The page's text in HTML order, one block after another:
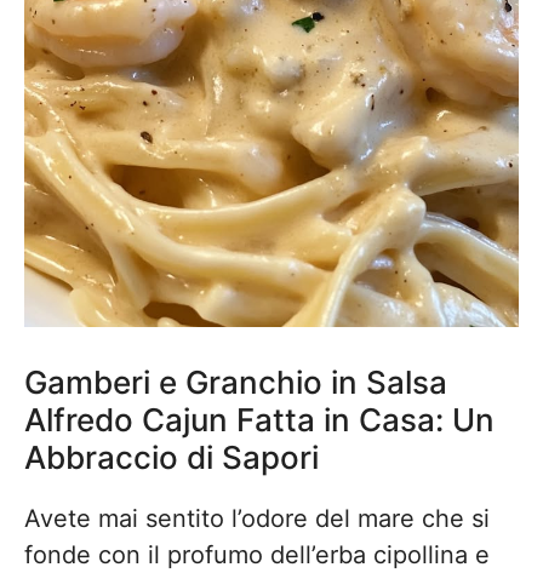
Gamberi e Granchio in Salsa
Alfredo Cajun Fatta in Casa: Un
Abbraccio di Sapori
Avete mai sentito l’odore del mare che si
fonde con il profumo dell’erba cipollina e